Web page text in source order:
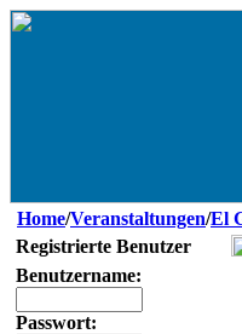
Home/Veranstaltungen/El
Registrierte Benutzer
Benutzername:
Passwort: